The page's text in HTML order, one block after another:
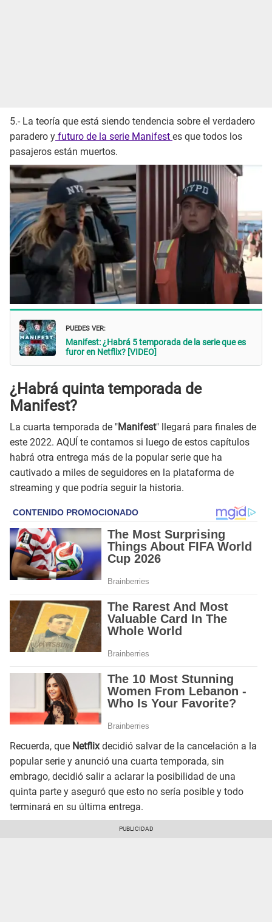
5.- La teoría que está siendo tendencia sobre el verdadero
paradero y futuro de la serie Manifest es que todos los
pasajeros están muertos.
PUEDES VER:
Manifest: ¿Habrá 5 temporada de la serie que es
furor en Netflix? [VIDEO]
¿Habrá quinta temporada de
Manifest?
La cuarta temporada de "Manifest" llegará para finales de
este 2022. AQUÍ te contamos si luego de estos capítulos
habrá otra entrega más de la popular serie que ha
cautivado a miles de seguidores en la plataforma de
streaming y que podría seguir la historia.
Recuerda, que Netflixdecidió salvar de la cancelación a la
popular serie y anunció una cuarta temporada, sin
embrago, decidió salir a aclarar la posibilidad de una
quinta parte y aseguró que esto no sería posible y todo
terminará en su última entrega.